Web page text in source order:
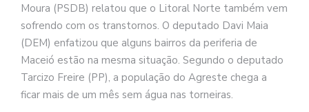
Moura (PSDB) relatou que o Litoral Norte também vem
sofrendo com os transtornos. O deputado Davi Maia
(DEM) enfatizou que alguns bairros da periferia de
Maceió estão na mesma situação. Segundo o deputado
Tarcizo Freire (PP), a população do Agreste chega a
ficar mais de um mês sem água nas torneiras.